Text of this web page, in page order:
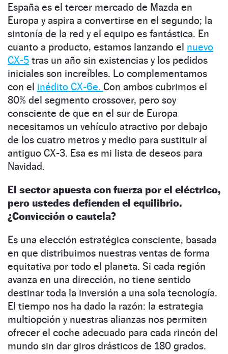
España es el tercer mercado de Mazda en
Europa y aspira a convertirse en el segundo; la
sintonía de la red y el equipo es fantástica. En
cuanto a producto, estamos lanzando el nuevo
CX-5 tras un año sin existencias y los pedidos
iniciales son increíbles. Lo complementamos
con el inédito CX-6e. Con ambos cubrimos el
80% del segmento crossover, pero soy
consciente de que en el sur de Europa
necesitamos un vehículo atractivo por debajo
de los cuatro metros y medio para sustituir al
antiguo CX-3. Esa es mi lista de deseos para
Navidad.
El sector apuesta con fuerza por el eléctrico,
pero ustedes defienden el equilibrio.
¿Convicción o cautela?
Es una elección estratégica consciente, basada
en que distribuimos nuestras ventas de forma
equitativa por todo el planeta. Si cada región
avanza en una dirección, no tiene sentido
destinar toda la inversión a una sola tecnología.
El tiempo nos ha dado la razón: la estrategia
multiopción y nuestras alianzas nos permiten
ofrecer el coche adecuado para cada rincón del
mundo sin dar giros drásticos de 180 grados.